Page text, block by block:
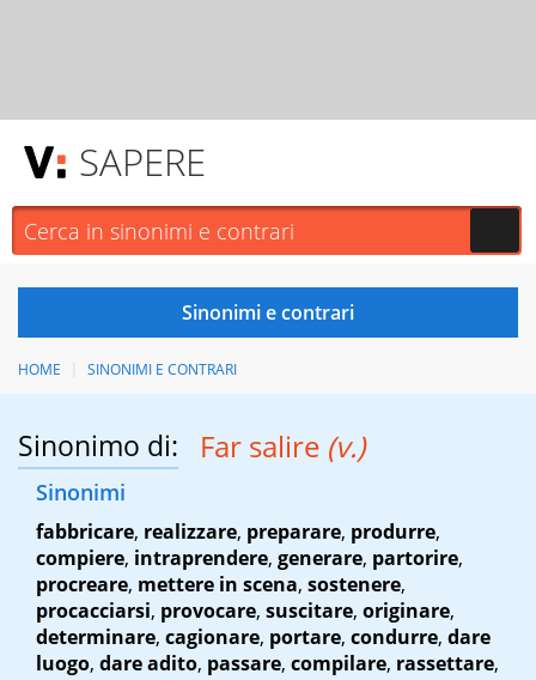
SAPERE
HOME SINONIMI E CONTRARI
Sinonimo di: Far salire (v.)
Sinonimi
fabbricare, realizzare, preparare, produrre,
compiere, intraprendere, generare, partorire,
procreare, mettere in scena, sostenere,
procacciarsi, provocare, suscitare, originare,
determinare, cagionare, portare, condurre, dare
luogo, dare adito, passare, compilare, rassettare,